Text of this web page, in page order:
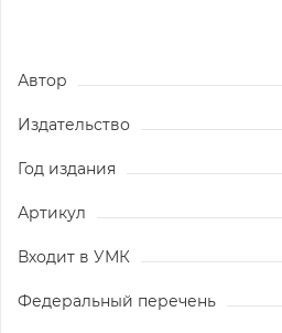
Автор
Издательство
Год издания
Артикул
Входит в УМК
Федеральный перечень